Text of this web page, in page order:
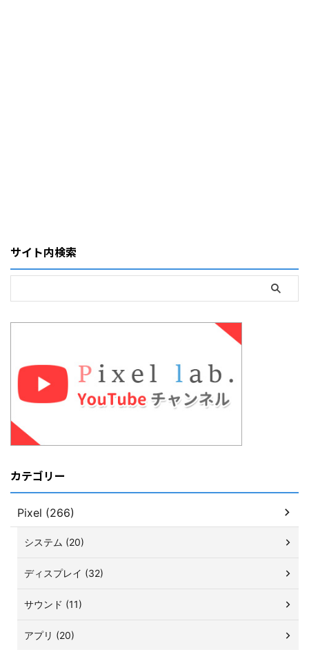
サイト内検索
カテゴリー
Pixel (266)
システム (20)
ディスプレイ (32)
サウンド (11)
アプリ (20)